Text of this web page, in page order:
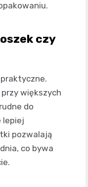
czy
większych
do
lepiej
pozwalają
co bywa